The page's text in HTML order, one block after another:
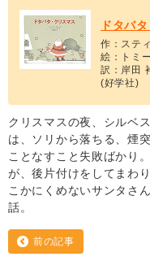
ドタバ
作：ステ
絵：トミ
訳：岸田
(好学社)
クリスマスの夜、シルベ
は、ソリから落ちる、煙
ことなすこと失敗ばかり
が、後片付けをしてまわ
こかにくめないサンタさ
話。
前の記事